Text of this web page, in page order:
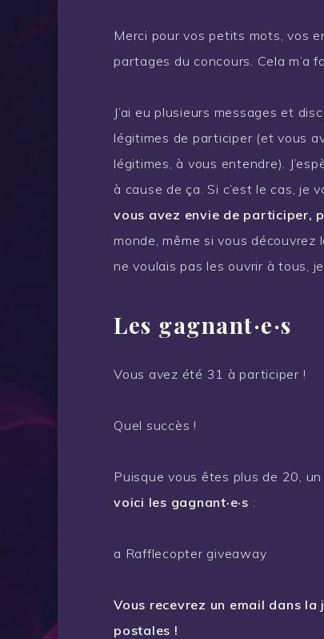
Merci pour vos petits mots, vos
partages du concours. Cela m’a
J’ai eu plusieurs messages et
légitimes de participer (et vous
légitimes, à vous entendre).
à cause de ça. Si c’est le cas, je
vous avez envie de participer,
monde, même si vous découvrez
ne voulais pas les ouvrir à tous,
Les gagnant·e·s
Vous avez été 31 à participer !
Quel succès !
Puisque vous êtes plus de 20,
voici les gagnant·e·s :
a Rafflecopter giveaway
Vous recevrez un email dans
postales !